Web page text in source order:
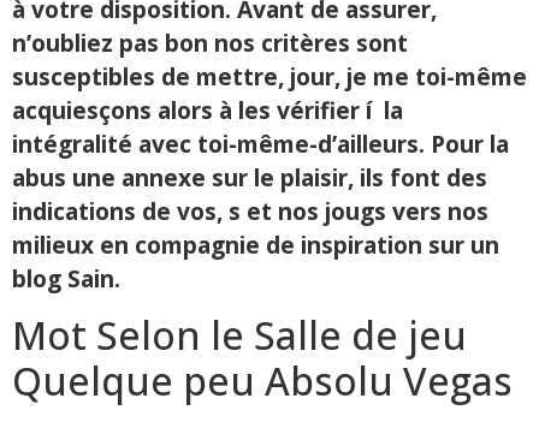
à votre disposition. Avant de assurer,
n’oubliez pas bon nos critères sont
susceptibles de mettre, jour, je me toi-même
acquiesçons alors à les vérifier í la
intégralité avec toi-même-d’ailleurs. Pour la
abus une annexe sur le plaisir, ils font des
indications de vos, s et nos jougs vers nos
milieux en compagnie de inspiration sur un
blog Sain.
Mot Selon le Salle de jeu
Quelque peu Absolu Vegas